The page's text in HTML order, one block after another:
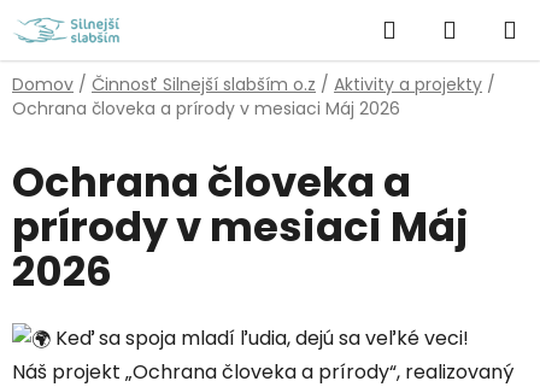
Prejsť
na
obsah
Hľadať
KOŠÍK
Domov / Činnosť Silnejší slabším o.z / Aktivity a projekty /
Ochrana človeka a prírody v mesiaci Máj 2026
Ochrana človeka a
prírody v mesiaci Máj
2026
Keď sa spoja mladí ľudia, dejú sa veľké veci!
Náš projekt „Ochrana človeka a prírody“, realizovaný